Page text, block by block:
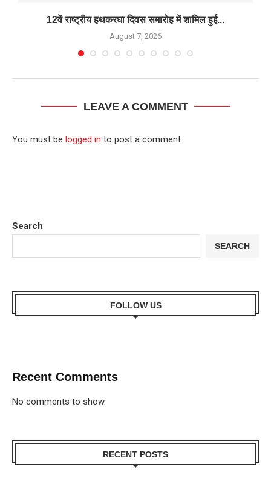
12वें राष्ट्रीय हथकरघा दिवस समारोह में शामिल हुई...
August 7, 2026
LEAVE A COMMENT
You must be logged in to post a comment.
Search
SEARCH
FOLLOW US
Recent Comments
No comments to show.
RECENT POSTS